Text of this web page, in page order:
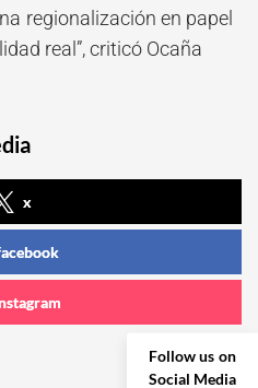
regionalización en papel
real”, criticó Ocaña
x
Follow us on
Social Media